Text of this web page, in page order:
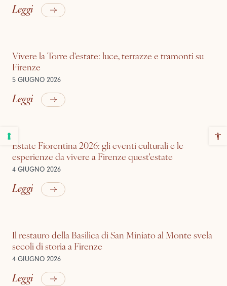
Leggi
Vivere la Torre d'estate: luce, terrazze e tramonti su
Firenze
5 GIUGNO 2026
Leggi
Estate Fiorentina 2026: gli eventi culturali e le
esperienze da vivere a Firenze quest'estate
4 GIUGNO 2026
Leggi
Il restauro della Basilica di San Miniato al Monte svela
secoli di storia a Firenze
4 GIUGNO 2026
Leggi